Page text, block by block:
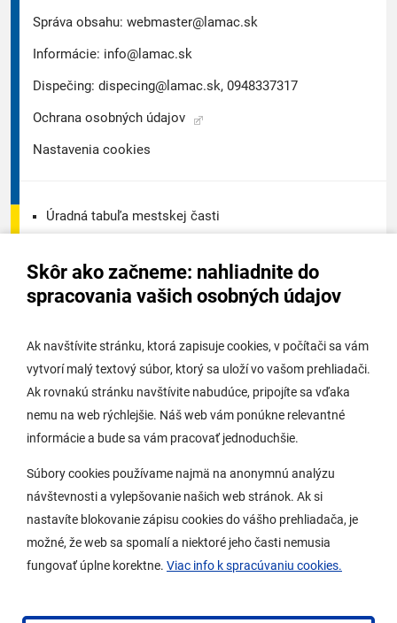
Skôr ako začneme: nahliadnite do
spracovania vašich osobných údajov
Ak navštívite stránku, ktorá zapisuje cookies, v počítači sa vám
vytvorí malý textový súbor, ktorý sa uloží vo vašom prehliadači.
Ak rovnakú stránku navštívite nabudúce, pripojíte sa vďaka
nemu na web rýchlejšie. Náš web vám ponúkne relevantné
informácie a bude sa vám pracovať jednoduchšie.
Súbory cookies používame najmä na anonymnú analýzu
návštevnosti a vylepšovanie našich web stránok. Ak si
nastavíte blokovanie zápisu cookies do vášho prehliadača, je
možné, že web sa spomalí a niektoré jeho časti nemusia
fungovať úplne korektne. Viac info k spracúvaniu cookies.
Správa obsahu: webmaster@lamac.sk
Informácie: info@lamac.sk
Dispečing: dispecing@lamac.sk, 0948337317
Ochrana osobných údajov
Nastavenia cookies
Úradná tabuľa mestskej časti
Úradná tabuľa stavebného úradu
Potrebujem vybaviť
Samospráva
O Lamači
Mobilná aplikácia
Kontakty